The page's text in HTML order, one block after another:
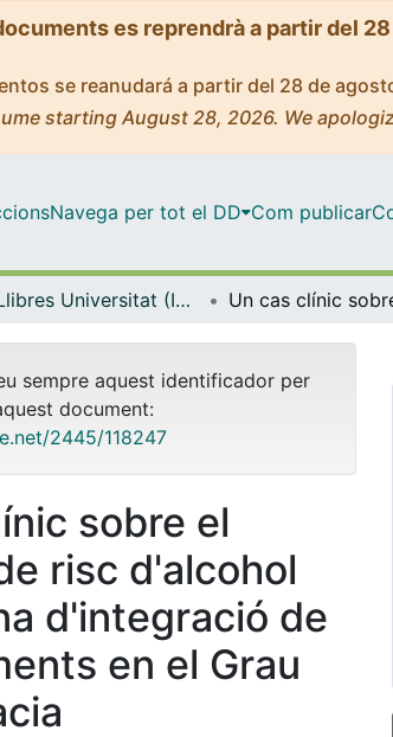
es reprendrà a partir del
se reanudará a partir del 28 de
starting August 28, 2026. We
Navega per tot el DD Com publicar
A - Llibres Universitat (IDP, Octaedro)
sempre aquest identificador per
document:
2445/118247
sobre el
risc d'alcohol
d'integració de
en el Grau